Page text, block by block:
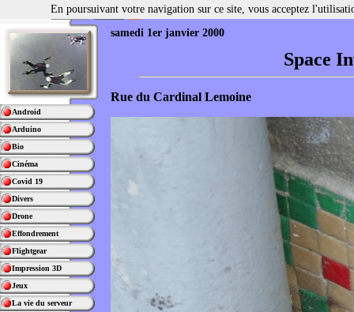
Android
Arduino
Bio
Cinéma
Covid 19
Divers
Drone
Effondrement
Flightgear
Impression 3D
Jeux
La vie du serveur
samedi 1er janvier 2000
Space
Rue du Cardinal Lemoine
En poursuivant votre navigation sur ce site, vous acceptez